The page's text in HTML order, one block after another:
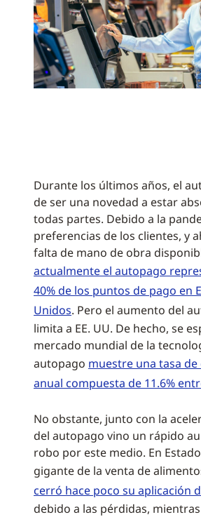
Durante los últimos años, el
de ser una novedad a estar
todas partes. Debido a la
preferencias de los clientes, y
falta de mano de obra
actualmente el autopago
40% de los puntos de pago en
Unidos. Pero el aumento del
limita a EE. UU. De hecho, se
mercado mundial de la
autopago muestre una tasa
anual compuesta de 11.6%
No obstante, junto con la
del autopago vino un rápido
robo por este medio. En
gigante de la venta de
cerró hace poco su aplicación
debido a las pérdidas,